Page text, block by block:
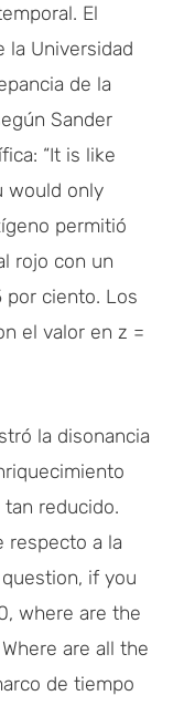
El
la Universidad
de la
Sander
“It is like
would only
permitió
rojo con un
ciento. Los
el valor en z =
la disonancia
reducido.
respecto a la
if you
where are the
are all the
de tiempo